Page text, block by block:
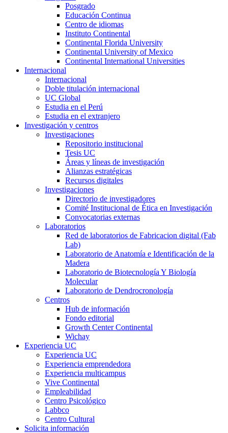
Posgrado
Educación Continua
Centro de idiomas
Instituto Continental
Continental Florida University
Continental University of Mexico
Continental International Universities
Internacional
Internacional
Doble titulación internacional
UC Global
Estudia en el Perú
Estudia en el extranjero
Investigación y centros
Investigaciones
Repositorio institucional
Tesis UC
Áreas y líneas de investigación
Alianzas estratégicas
Recursos digitales
Investigaciones
Directorio de investigadores
Comité Institucional de Ética en Investigación
Convocatorias externas
Laboratorios
Red de laboratorios de Fabricacion digital (Fab
Lab)
Laboratorio de Anatomía e Identificación de la
Madera
Laboratorio de Biotecnología Y Biología
Molecular
Laboratorio de Dendrocronología
Centros
Hub de información
Fondo editorial
Growth Center Continental
Wichay
Experiencia UC
Experiencia UC
Experiencia emprendedora
Experiencia multicampus
Vive Continental
Empleabilidad
Centro Psicológico
Labbco
Centro Cultural
Solicita información